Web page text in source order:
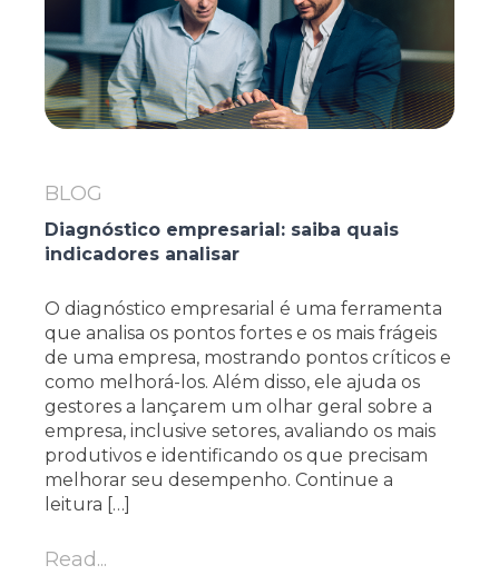
BLOG
Diagnóstico empresarial: saiba quais
indicadores analisar
O diagnóstico empresarial é uma ferramenta
que analisa os pontos fortes e os mais frágeis
de uma empresa, mostrando pontos críticos e
como melhorá-los. Além disso, ele ajuda os
gestores a lançarem um olhar geral sobre a
empresa, inclusive setores, avaliando os mais
produtivos e identificando os que precisam
melhorar seu desempenho. Continue a
leitura […]
Read...